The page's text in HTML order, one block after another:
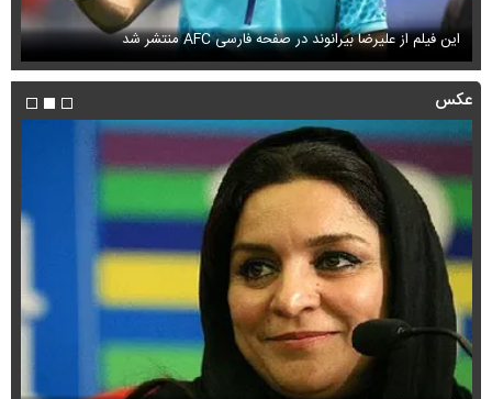
این فیلم از علیرضا بیرانوند در صفحه فارسی AFC منتشر شد
عکس